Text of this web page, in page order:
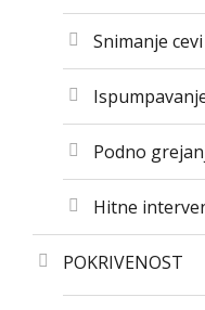
Snimanje
Podno
Hitne
POKRIVENOST